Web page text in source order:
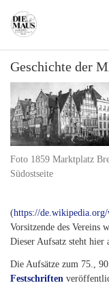
main
Geschichte der
Foto 1859 Marktplatz
Südostseite
(https://
Vorsitzende des Vereins
Dieser Aufsatz steht
Die Aufsätze zum 75.,
Festschriften